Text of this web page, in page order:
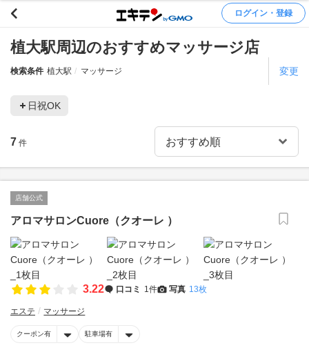
ログイン・登録
植大駅周辺のおすすめマッサージ店
検索条件 植大駅 マッサージ 変更
日祝OK
7 件
店舗公式
アロマサロンCuore（クオーレ ）
3.22 口コミ 1件 写真 13枚
エステ マッサージ
クーポン有 駐車場有